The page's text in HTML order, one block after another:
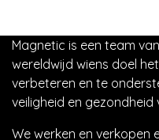
Magnetic is een team
wereldwijd wiens doel
verbeteren en te
veiligheid en gezondheid
We werken en verkopen